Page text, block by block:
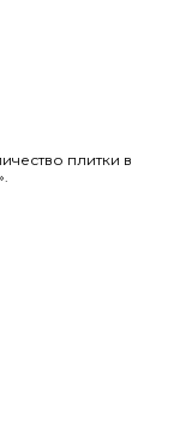
плитки в